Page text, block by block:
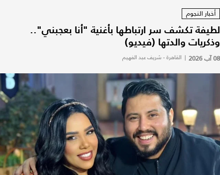
أخبار النجوم
لطيفة تكشف سر ارتباطها بأغنية "أنا بعجبني"..
وذكريات والدتها (فيديو)
08 آب 2026 | القاهرة - شريف عبد الفهيم